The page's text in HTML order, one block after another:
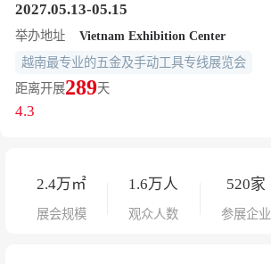
2027.05.13-05.15
举办地址
Vietnam Exhibition Center
越南最专业的五金及手动工具专线展览会
距离开展289天
4.3
2.4万㎡
展会规模
1.6万人
观众人数
520家
参展企业